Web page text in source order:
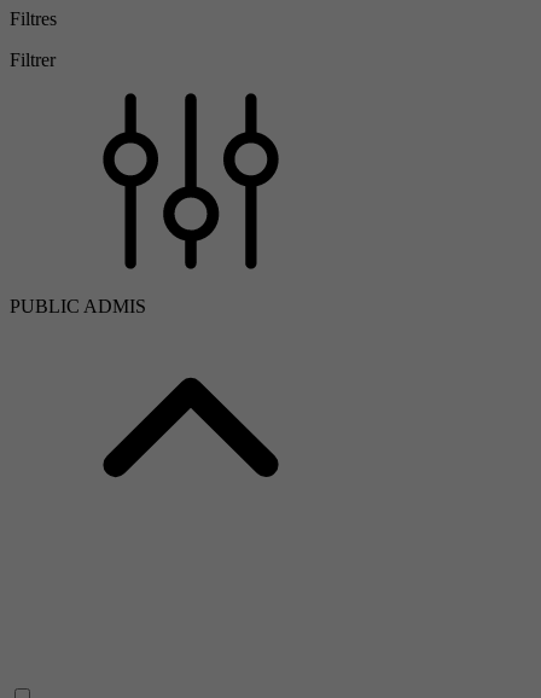
Filtres
Filtrer
PUBLIC ADMIS